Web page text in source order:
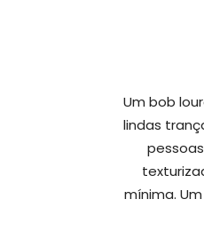
Um bob
lindas
mínima.